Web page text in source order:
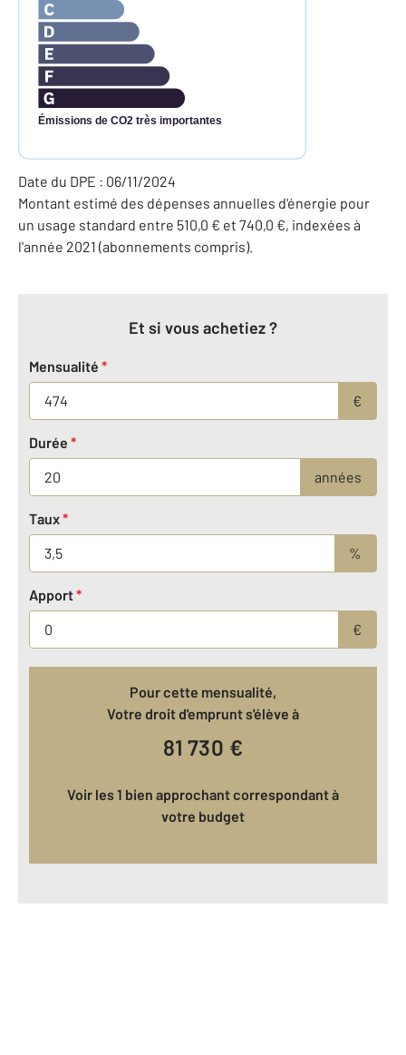
Émissions de CO2 très importantes
Date du DPE : 06/11/2024
Montant estimé des dépenses annuelles d'énergie pour
un usage standard entre 510,0 € et 740,0 €, indexées à
l'année 2021 (abonnements compris).
Et si vous achetiez ?
Mensualité *
€
Durée *
années
Taux*
%
Apport*
€
Pour cette mensualité,
Votre droit d'emprunt s'élève à
81 730 €
Voir les 1 bien approchant correspondant à
votre budget